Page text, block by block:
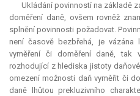
Ukládání povinností na základě
doměření daně, ovšem rovněž
splnění povinnosti požadovat.
není časově bezbřehá, je
vyměření či doměření daně, tak
rozhodující z hlediska jistoty
omezení možnosti daň vyměřit či
daně lhůtou prekluzivního